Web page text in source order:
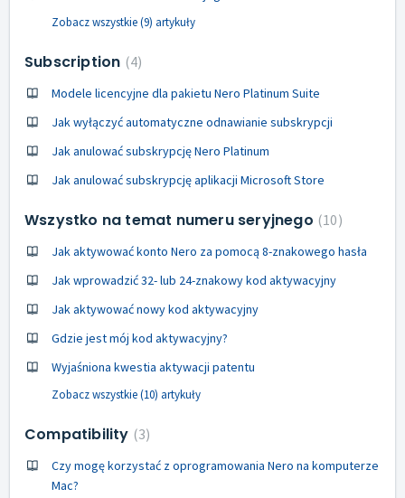
Zobacz wszystkie (9) artykuły
Subscription 4
Modele licencyjne dla pakietu Nero Platinum Suite
Jak wyłączyć automatyczne odnawianie subskrypcji
Jak anulować subskrypcję Nero Platinum
Jak anulować subskrypcję aplikacji Microsoft Store
Wszystko na temat numeru seryjnego 10
Jak aktywować konto Nero za pomocą 8-znakowego hasła
Jak wprowadzić 32- lub 24-znakowy kod aktywacyjny
Jak aktywować nowy kod aktywacyjny
Gdzie jest mój kod aktywacyjny?
Wyjaśniona kwestia aktywacji patentu
Zobacz wszystkie (10) artykuły
Compatibility 3
Czy mogę korzystać z oprogramowania Nero na komputerze
Mac?